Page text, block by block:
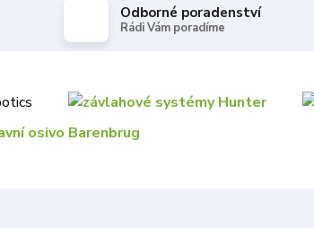
Odborné poradenství
Rádi Vám poradíme